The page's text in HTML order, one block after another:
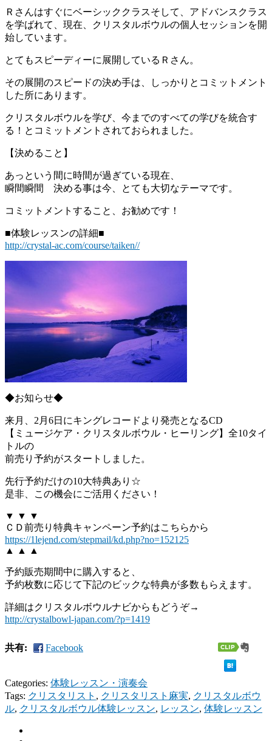
Ｒさんはすぐにベーシッククラスそして、アドバンスクラス
を学ばれて、現在、クリスタルボウルの個人セッションを開
始しています。
とてもスピーディーに展開しているＲさん。
その展開のスピードの決め手は、しっかりとコミットメント
した所にあります。
クリスタルボウルを学び、今までのすべての学びを統合す
る！とコミットメントされておられました。
【決めること】
あっという間に時間が過ぎている現在、
瞬間瞬間 決める事は今、とても大切なテーマです。
コミットメントすること、お勧めです！
■体験レッスンの詳細■
http://crystal-ac.com/course/taiken//
◆お知らせ◆
来月、2月6日にキングレコードより発売となるCD
【ミュージケア・クリスタルボウル・ヒーリング】全10タイ
トルの
前売り予約がスタートしました。
先行予約だけの10大特典あり☆
是非、この機会にご活用ください！
▼ ▼ ▼
ＣＤ前売り特典キャンペーン予約はこちらから
https://1lejend.com/stepmail/kd.php?no=152125
▲ ▲ ▲
予約販売期間中に購入すると、
予約枚数に応じて下記のビックな特典が多数もらえます。
詳細はクリスタルボウルナビからもどうぞ→
http://crystalbowl-japan.com/?p=1419
共有: Facebook
Categories: 体験レッスン・演奏会
Tags: クリスタリスト , クリスタリスト麻実, クリスタルボウ
ル, クリスタルボウル体験レッスン, レッスン, 体験レッスン